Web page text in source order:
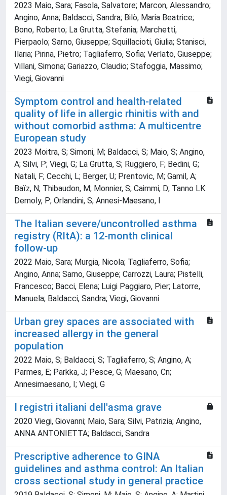
2023 Maio, Sara; Fasola, Salvatore; Marcon, Alessandro;
Angino, Anna; Baldacci, Sandra; Bilò, Maria Beatrice;
Bono, Roberto; La Grutta, Stefania; Marchetti,
Pierpaolo; Sarno, Giuseppe; Squillacioti, Giulia; Stanisci,
Ilaria; Pirina, Pietro; Tagliaferro, Sofia; Verlato, Giuseppe;
Villani, Simona; Gariazzo, Claudio; Stafoggia, Massimo;
Viegi, Giovanni
Symptom control and health-related
quality of life in allergic rhinitis with and
without comorbid asthma: A multicentre
European study
2023 Moitra, S; Simoni, M; Baldacci, S; Maio, S; Angino,
A; Silvi, P; Viegi, G; La Grutta, S; Ruggiero, F; Bedini, G;
Natali, F; Cecchi, L; Berger, U; Prentovic, M; Gamil, A;
Baïz, N; Thibaudon, M; Monnier, S; Caimmi, D; Tanno LK:
Demoly, P; Orlandini, S; Annesi-Maesano, I
The Italian severe/uncontrolled asthma
registry (RItA): a 12-month clinical
follow-up
2022 Maio, Sara; Murgia, Nicola; Tagliaferro, Sofia;
Angino, Anna; Sarno, Giuseppe; Carrozzi, Laura; Pistelli,
Francesco; Bacci, Elena; Luigi Paggiaro, Pier; Latorre,
Manuela; Baldacci, Sandra; Viegi, Giovanni
Urban grey spaces are associated with
increased allergy in the general
population
2022 Maio, S; Baldacci, S; Tagliaferro, S; Angino, A;
Parmes, E; Parkka, J; Pesce, G; Maesano, Cn;
Annesimaesano, I; Viegi, G
I registri italiani dell'asma grave
2020 Viegi, Giovanni; Maio, Sara; Silvi, Patrizia; Angino,
ANNA ANTONIETTA; Baldacci, Sandra
Prescriptive adherence to GINA
guidelines and asthma control: An Italian
cross sectional study in general practice